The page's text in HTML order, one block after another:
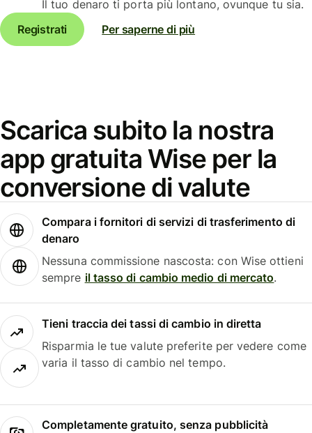
Il tuo denaro ti porta più lontano, ovunque tu sia.
Registrati
Per saperne di più
Scarica subito la nostra
app gratuita Wise per la
conversione di valute
Compara i fornitori di servizi di trasferimento di
denaro
Nessuna commissione nascosta: con Wise ottieni
sempre il tasso di cambio medio di mercato.
Tieni traccia dei tassi di cambio in diretta
Risparmia le tue valute preferite per vedere come
varia il tasso di cambio nel tempo.
Completamente gratuito, senza pubblicità